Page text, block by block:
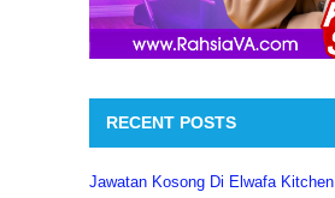
RECENT POSTS
Jawatan Kosong Di Elwafa Kitchen